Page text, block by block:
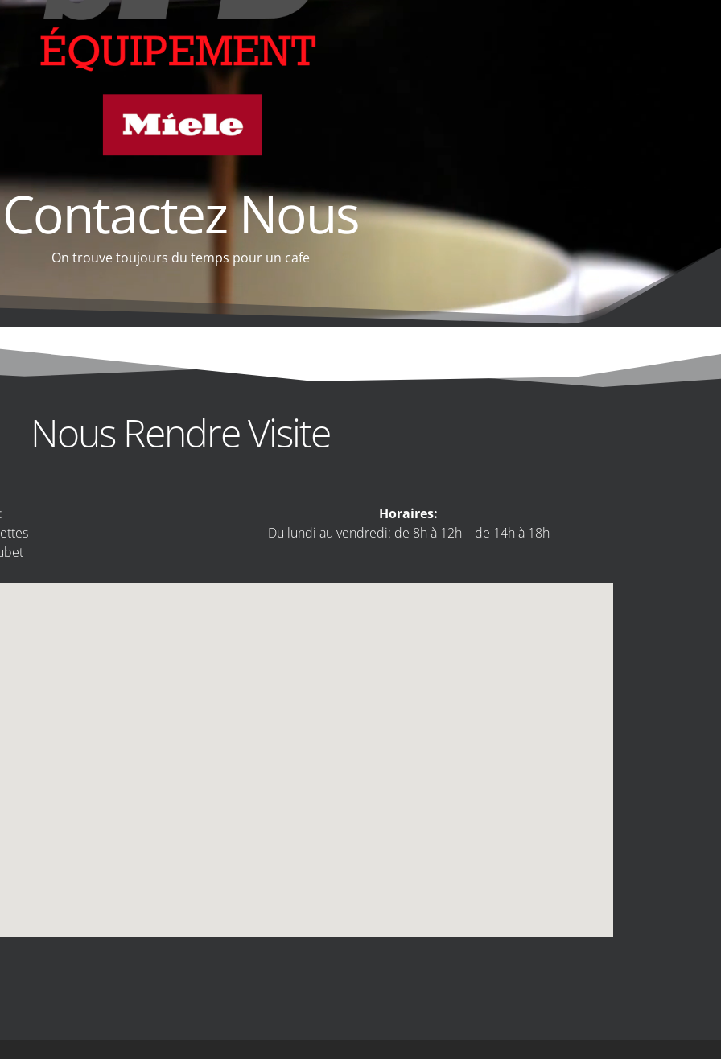
Contactez Nous
On trouve toujours du temps pour un cafe
Nous Rendre Visite
Horaires:
Du lundi au vendredi: de 8h à 12h – de 14h à 18h